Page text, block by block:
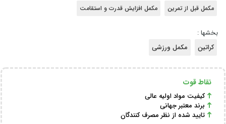
مکمل قبل از تمرین مکمل افزایش قدرت و استقامت
بخشها :
کراتین
مکمل ورزشی
نقاط قوت
کیفیت مواد اولیه عالی
برند معتبر جهانی
تایید شده از نظر مصرف کنندگان